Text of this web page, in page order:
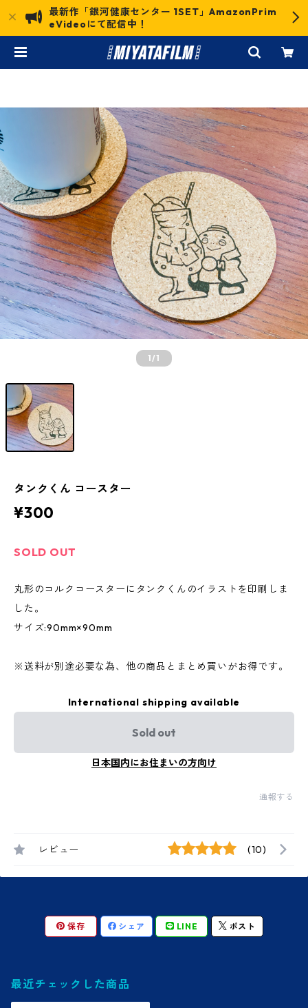
最新作「銀河健康センター 1SET」AmazonPrim
eVideoにて配信中！
1/1
タンクくん コースター
¥300
SOLD OUT
丸形のコルクコースターにタンクくんのイラストを印刷しま
した。
サイズ:90mm×90mm
※送料が別途必要な為、他の商品とまとめ買いがお得です。
International shipping available
Sold out
日本国内にお住まいの方向け
通報する
レビュー (10)
保存 シェア LINE ポスト
最近チェックした商品